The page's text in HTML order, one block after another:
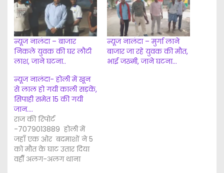
i
n
g
…
न्यूज नालंदा – बाजार
निकले युवक की घर लौटी
लाश, जाने घटना..
न्यूज नालंदा – मुर्गा लाने
बाजार जा रहे युवक की मौत,
भाई जख्मी, जाने घटना…
न्यूज नालंदा- होली में खून
से लाल हो गयी काली सड़कें,
सिपाही समेत 15 की गयी
जान….
राज की रिपोर्ट
-7079013889 होली में
जहाँ एक ओर बदमाशों ने 5
को मौत के घाट उतार दिया
वहीँ अलग-अलग थाना